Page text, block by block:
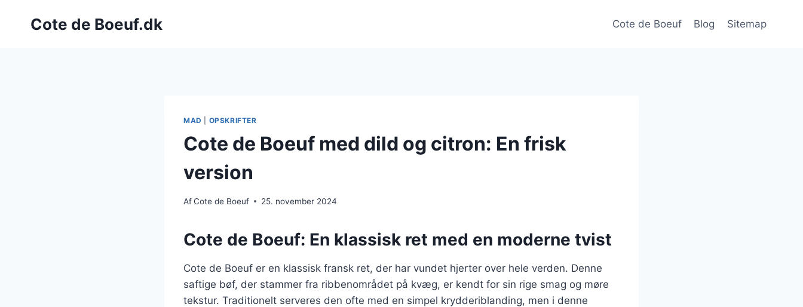
Cote de Boeuf.dk Cote de Boeuf Blog Sitemap
MAD OPSKRIFTER
Cote de Boeuf med dild og citron: En frisk
version
AfCote de Boeuf 25. november 2024
Cote de Boeuf: En klassisk ret med en moderne tvist
Cote de Boeuf er en klassisk fransk ret, der har vundet hjerter over hele verden. Denne
saftige bøf, der stammer fra ribbenområdet på kvæg, er kendt for sin rige smag og møre
tekstur. Traditionelt serveres den ofte med en simpel krydderiblanding, men i denne